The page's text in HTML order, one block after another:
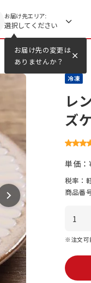
お届け先の変更は
ありませんか？
お届け先エリア:
選択してください
冷凍
レ
ズ
単価：
税率：
商品番
※注文可